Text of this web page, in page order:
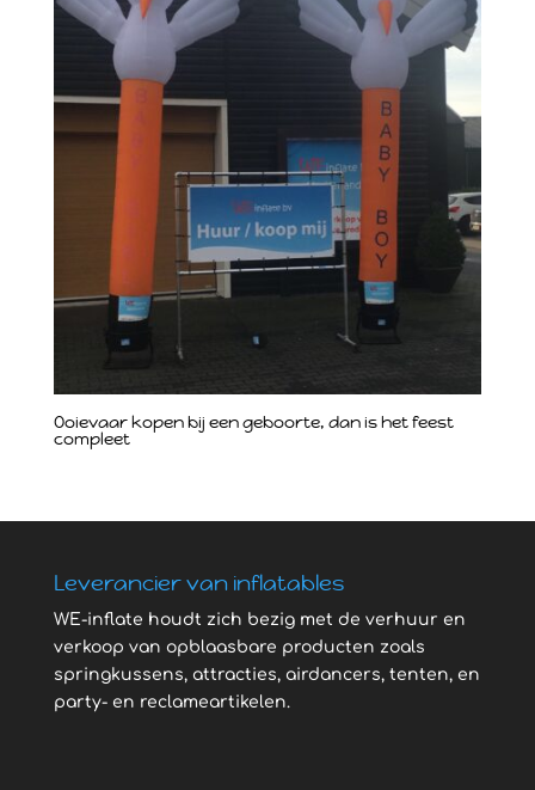
Ooievaar kopen bij een geboorte, dan is het feest
compleet
Leverancier van inflatables
WE-inflate houdt zich bezig met de verhuur en
verkoop van opblaasbare producten zoals
springkussens, attracties, airdancers, tenten, en
party- en reclameartikelen.